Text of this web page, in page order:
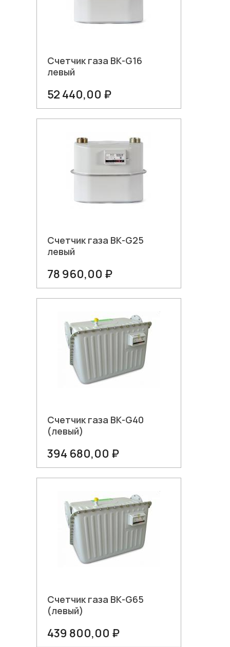
В корзину
Счетчик газа ВК-G16
левый
52 440,00 ₽
В корзину
Счетчик газа ВК-G25
левый
78 960,00 ₽
В корзину
Счетчик газа ВК-G40
(левый)
394 680,00 ₽
Счетчик газа ВК-G65
(левый)
439 800,00 ₽